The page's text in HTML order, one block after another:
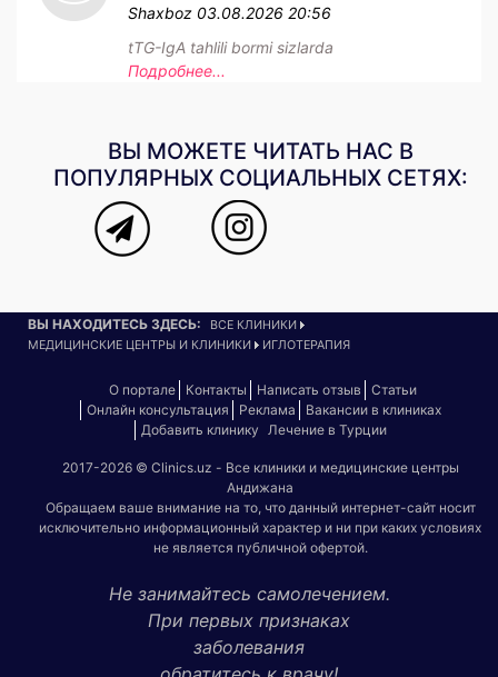
Shaxboz 03.08.2026 20:56
tTG-IgA tahlili bormi sizlarda
Подробнее...
ВЫ МОЖЕТЕ ЧИТАТЬ НАС В
ПОПУЛЯРНЫХ СОЦИАЛЬНЫХ СЕТЯХ:
ВЫ НАХОДИТЕСЬ ЗДЕСЬ:
ВСЕ КЛИНИКИ
МЕДИЦИНСКИЕ ЦЕНТРЫ И КЛИНИКИ
ИГЛОТЕРАПИЯ
О портале Контакты Написать отзыв
Статьи
Онлайн консультация
Реклама
Вакансии в клиниках
Добавить клинику
Лечение в Турции
2017-2026 © Clinics.uz - Все клиники и медицинские центры
Андижана
Обращаем ваше внимание на то, что данный интернет-сайт носит
исключительно информационный характер и ни при каких условиях
не является публичной офертой.
Не занимайтесь самолечением.
При первых признаках
заболевания